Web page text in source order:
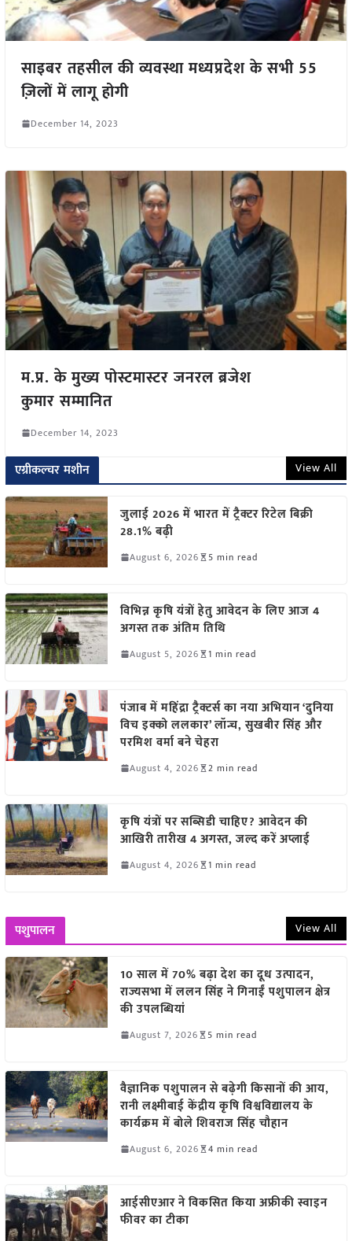
साइबर तहसील की व्यवस्था मध्यप्रदेश के सभी 55
ज़िलों में लागू होगी
December 14, 2023
म.प्र. के मुख्य पोस्टमास्टर जनरल ब्रजेश
कुमार सम्मानित
December 14, 2023
एग्रीकल्चर मशीन View All
जुलाई 2026 में भारत में ट्रैक्टर रिटेल बिक्री
28.1% बढ़ी
August 6, 2026 5 min read
विभिन्न कृषि यंत्रों हेतु आवेदन के लिए आज 4
अगस्त तक अंतिम तिथि
August 5, 2026 1 min read
पंजाब में महिंद्रा ट्रैक्टर्स का नया अभियान ‘दुनिया
विच इक्को ललकार’ लॉन्च, सुखबीर सिंह और
परमिश वर्मा बने चेहरा
August 4, 2026 2 min read
कृषि यंत्रों पर सब्सिडी चाहिए? आवेदन की
आखिरी तारीख 4 अगस्त, जल्द करें अप्लाई
August 4, 2026 1 min read
पशुपालन View All
10 साल में 70% बढ़ा देश का दूध उत्पादन,
राज्यसभा में ललन सिंह ने गिनाईं पशुपालन क्षेत्र
की उपलब्धियां
August 7, 2026 5 min read
वैज्ञानिक पशुपालन से बढ़ेगी किसानों की आय,
रानी लक्ष्मीबाई केंद्रीय कृषि विश्वविद्यालय के
कार्यक्रम में बोले शिवराज सिंह चौहान
August 6, 2026 4 min read
आईसीएआर ने विकसित किया अफ्रीकी स्वाइन
फीवर का टीका